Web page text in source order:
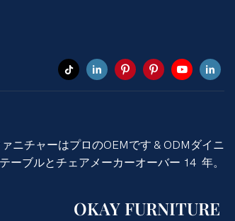
ニチャーはプロのOEMです & ODMダイニ
ーブルとチェアメーカーオーバー 14 年。
OKAY FURNITURE